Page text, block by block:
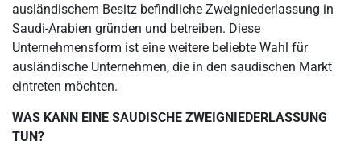
ausländischem Besitz befindliche Zweigniederlassung in
Saudi-Arabien gründen und betreiben. Diese
Unternehmensform ist eine weitere beliebte Wahl für
ausländische Unternehmen, die in den saudischen Markt
eintreten möchten.
WAS KANN EINE SAUDISCHE ZWEIGNIEDERLASSUNG
TUN?